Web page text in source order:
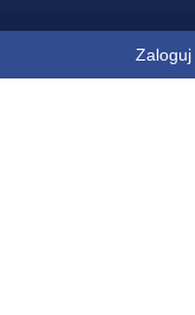
Zaloguj